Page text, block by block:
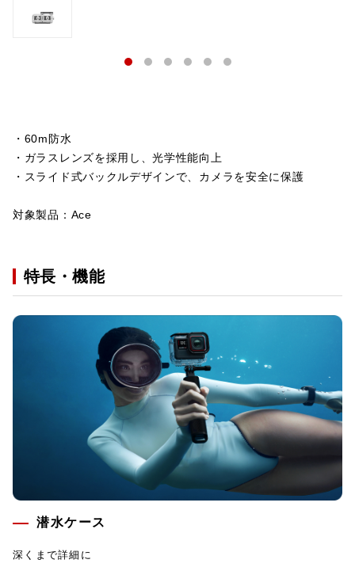
・60m防水
・ガラスレンズを採用し、光学性能向上
・スライド式バックルデザインで、カメラを安全に保護
対象製品：Ace
特長・機能
潜水ケース
深くまで詳細に